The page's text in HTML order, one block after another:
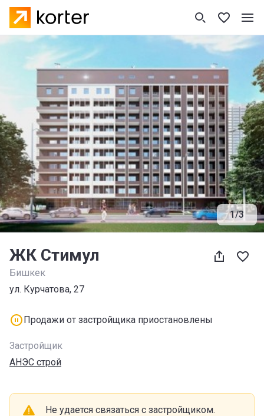
1/3
ЖК Стимул
Бишкек
ул. Курчатова, 27
Продажи от застройщика приостановлены
Застройщик
АНЭС строй
Не удается связаться с застройщиком.